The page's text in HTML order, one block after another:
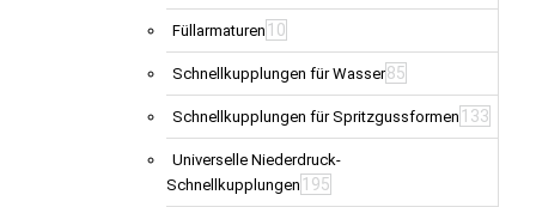
Füllarmaturen 10
Schnellkupplungen für Wasser85
Schnellkupplungen für Spritzgussformen 133
Universelle Niederdruck-
Schnellkupplungen 195